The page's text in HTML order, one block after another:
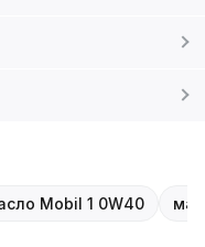
Mobil 1 0W40